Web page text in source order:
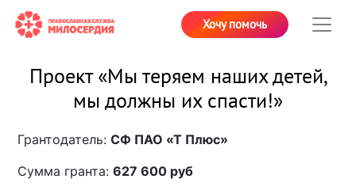
Хочу помочь
Проект «Мы теряем наших детей,
мы должны их спасти!»
Грантодатель:СФ ПАО «Т Плюс»
Сумма гранта:627 600 руб